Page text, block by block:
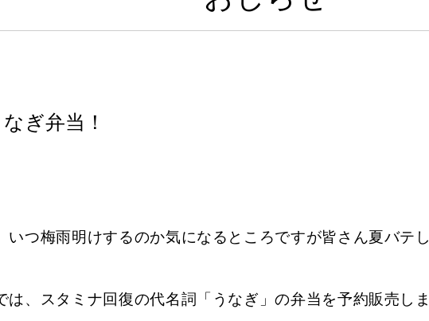
ぎ弁当！
いつ梅雨明けするのか気になるところですが皆さん夏バテ
は、スタミナ回復の代名詞「うなぎ」の弁当を予約販売しま